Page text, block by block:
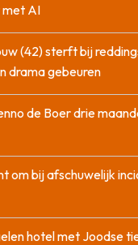
AI
(42) sterft bij
drama gebeuren
de Boer drie
om bij afschuwelijk
hotel met Joodse